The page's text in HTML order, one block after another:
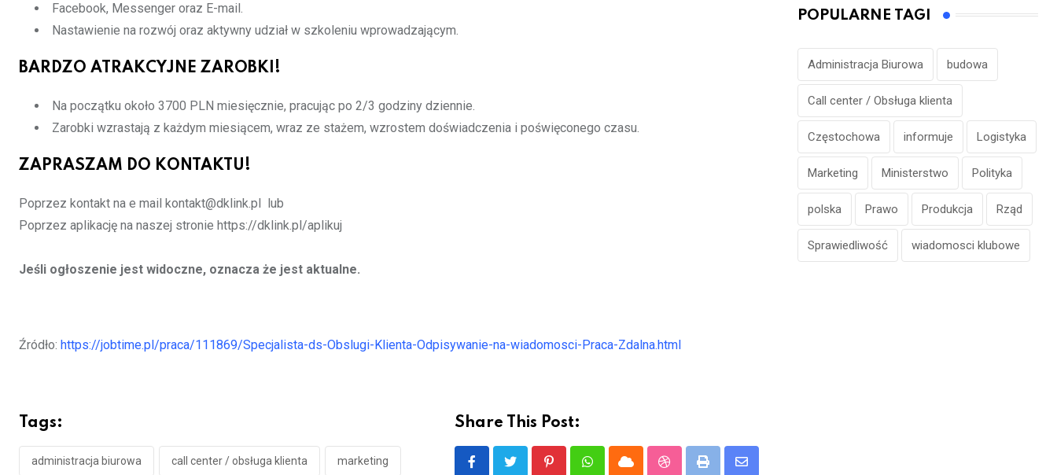
Facebook, Messenger oraz E-mail.
Nastawienie na rozwój oraz aktywny udział w szkoleniu wprowadzającym.
BARDZO ATRAKCYJNE ZAROBKI!
Na początku około 3700 PLN miesięcznie, pracując po 2/3 godziny dziennie.
Zarobki wzrastają z każdym miesiącem, wraz ze stażem, wzrostem doświadczenia i poświęconego czasu.
ZAPRASZAM DO KONTAKTU!
Poprzez kontakt na e mail kontakt@dklink.pl lub
Poprzez aplikację na naszej stronie https://dklink.pl/aplikuj
Jeśli ogłoszenie jest widoczne, oznacza że jest aktualne.
Źródło: https://jobtime.pl/praca/111869/Specjalista-ds-Obslugi-Klienta-Odpisywanie-na-wiadomosci-Praca-Zdalna.html
Tags:
administracja biurowa call center / obsługa klienta marketing
Share This Post:
PinterestWhatsappCloud StumbleUpon
Print
Share
POPULARNE TAGI
Administracja Biurowa budowa
Call center / Obsługa klienta
Częstochowa informuje Logistyka
Marketing Ministerstwo Polityka
polska Prawo Produkcja Rząd
Sprawiedliwość wiadomosci klubowe